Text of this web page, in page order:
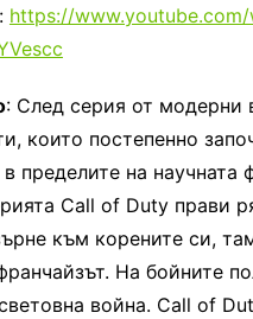
https://
: След серия от модерни
които постепенно
в пределите на научната
Call of Duty прави
към корените си,
На бойните
война. Call of